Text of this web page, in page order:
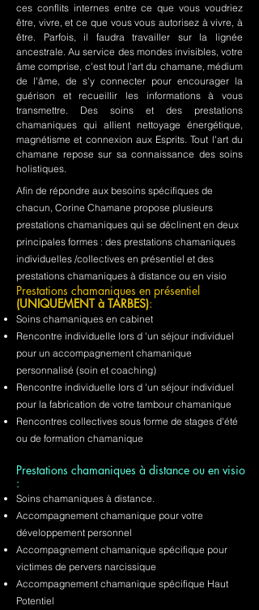
ces conflits internes entre ce que vous voudriez
être, vivre, et ce que vous vous autorisez à vivre, à
être. Parfois, il faudra travailler sur la lignée
ancestrale. Au service des mondes invisibles, votre
âme comprise, c'est tout l'art du chamane, médium
de l'âme, de s'y connecter pour encourager la
guérison et recueillir les informations à vous
transmettre. Des soins et des prestations
chamaniques qui allient nettoyage énergétique,
magnétisme et connexion aux Esprits. Tout l'art du
chamane repose sur sa connaissance des soins
holistiques.
Afin de répondre aux besoins spécifiques de
chacun, Corine Chamane propose plusieurs
prestations chamaniques qui se déclinent en deux
principales formes : des prestations chamaniques
individuelles /collectives en présentiel et des
prestations chamaniques à distance ou en visio
Prestations chamaniques en présentiel
(UNIQUEMENT à TARBES):
Soins chamaniques en cabinet
Rencontre individuelle lors d 'un séjour individuel
pour un accompagnement chamanique
personnalisé (soin et coaching)
Rencontre individuelle lors d 'un séjour individuel
pour la fabrication de votre tambour chamanique
Rencontres collectives sous forme de stages d'été
ou de formation chamanique
Prestations chamaniques à distance ou en visio
:
Soins chamaniques à distance.
Accompagnement chamanique pour votre
développement personnel
Accompagnement chamanique spécifique pour
victimes de pervers narcissique
Accompagnement chamanique spécifique Haut
Potentiel